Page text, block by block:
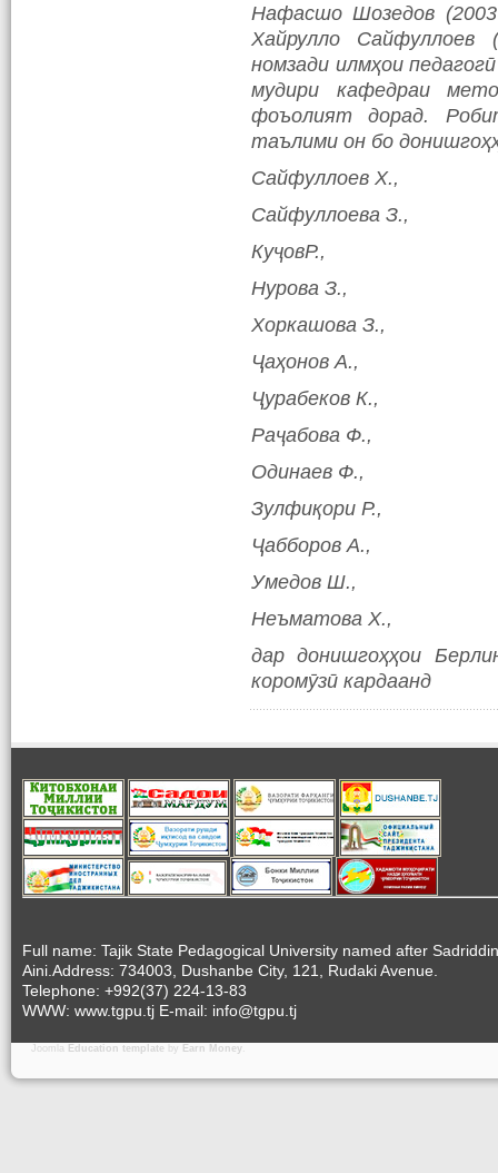
Нафасшо Шозедов
Хайрулло Сайфуллоев
номзади илмҳои
мудири кафедраи
фоъолият дорад.
таълими он бо
Сайфуллоев Х.,
Сайфуллоева З.,
КуҷовР.,
Нурова З.,
Хоркашова З.,
Ҷаҳонов А.,
Ҷурабеков К.,
Раҷабова Ф.,
Одинаев Ф.,
Зулфиқори Р.,
Ҷабборов А.,
Умедов Ш.,
Неъматова Х.,
дар донишгоҳҳои
коромӯзӣ кардаанд
Full name: Tajik State Pedagogical University named after Sadriddin
Aini.Address: 734003, Dushanbe City, 121, Rudaki Avenue.
Telephone: +992(37) 224-13-83
WWW: www.tgpu.tj E-mail: info@tgpu.tj
Joomla Education template by Earn Money.